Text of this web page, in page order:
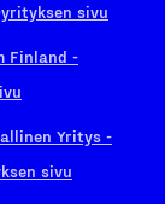
sivu
Finland -
Yritys -
sivu